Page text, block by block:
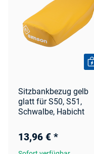
Sitzbankbezug gelb
glatt für S50, S51,
Schwalbe, Habicht
13,96 € *